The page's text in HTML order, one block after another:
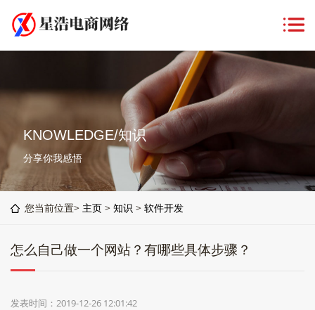
KNOWLEDGE/知识
分享你我感悟
您当前位置> 主页 > 知识 > 软件开发
怎么自己做一个网站？有哪些具体步骤？
发表时间：2019-12-26 12:01:42